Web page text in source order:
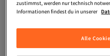
Platz 8 der am häufigsten angezeigten
Vorratsdosen/Vorratsdosen
17,
zustimmst, werden nur technisch
Informationen findest du in unserer
Alle